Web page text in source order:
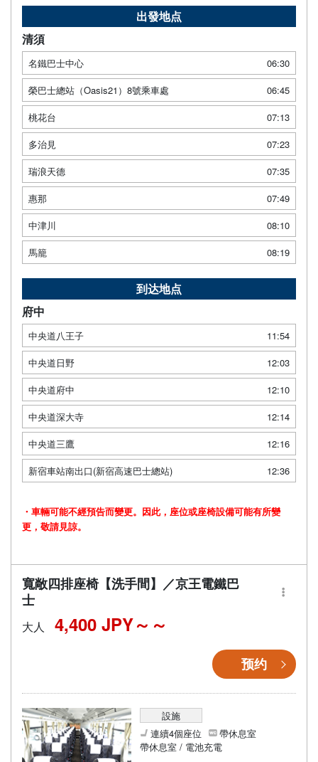
出發地点
清須
名鐵巴士中心
06:30
榮巴士總站（Oasis21）8號乘車處
06:45
桃花台
07:13
多治見
07:23
瑞浪天德
07:35
惠那
07:49
中津川
08:10
馬籠
08:19
到达地点
府中
中央道八王子
11:54
中央道日野
12:03
中央道府中
12:10
中央道深大寺
12:14
中央道三鷹
12:16
新宿車站南出口(新宿高速巴士總站)
12:36
・車輛可能不經預告而變更。因此，座位或座椅設備可能有所變
更，敬請見諒。
寬敞四排座椅【洗手間】／京王電鐵巴
士
大人 4,400 JPY～
预约
設施
連續4個座位
帶休息室
帶休息室 / 電池充電